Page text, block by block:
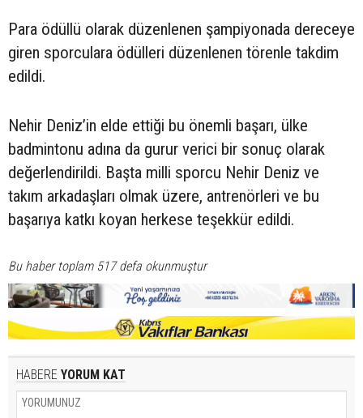
Para ödüllü olarak düzenlenen şampiyonada dereceye
giren sporculara ödülleri düzenlenen törenle takdim
edildi.
Nehir Deniz’in elde ettiği bu önemli başarı, ülke
badmintonu adına da gurur verici bir sonuç olarak
değerlendirildi. Başta milli sporcu Nehir Deniz ve
takım arkadaşları olmak üzere, antrenörleri ve bu
başarıya katkı koyan herkese teşekkür edildi.
Bu haber toplam 517 defa okunmuştur
HABERE YORUM KAT